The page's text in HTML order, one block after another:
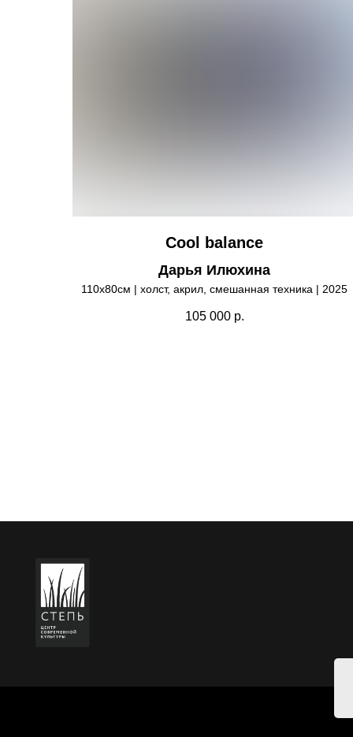
Cool balance
Дарья Илюхина
110х80см | холст, акрил, смешанная техника | 2025
105 000 р.